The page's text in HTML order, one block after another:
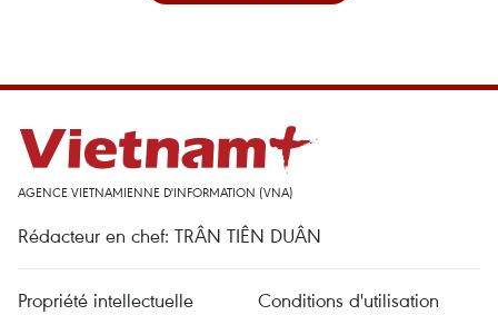
AGENCE VIETNAMIENNE D'INFORMATION (VNA)
Rédacteur en chef: TRÂN TIÊN DUÂN
Propriété intellectuelle
Conditions d'utilisation